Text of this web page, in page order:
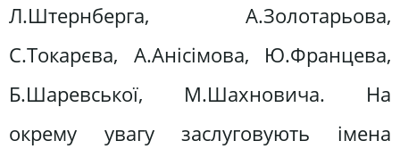
Л.Штернберга, А.Золотарьова,
С.Токарєва, А.Анісімова, Ю.Францева,
Б.Шаревської, М.Шахновича. На
окрему увагу заслуговують імена